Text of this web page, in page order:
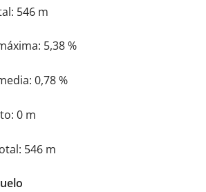
546 m
5,38 %
0,78 %
0 m
546 m